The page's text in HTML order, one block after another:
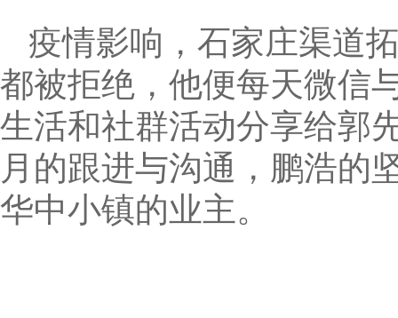
疫情影响，石家庄渠道
都被拒绝，他便每天微信
生活和社群活动分享给郭
月的跟进与沟通，鹏浩的
华中小镇的业主。